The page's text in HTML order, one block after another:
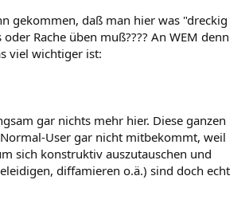
gekommen, daß man hier was "dreckig
Rache üben muß???? An WEM denn
viel wichtiger ist:
gar nichts mehr hier. Diese ganzen
User gar nicht mitbekommt, weil
sich konstruktiv auszutauschen und
diffamieren o.ä.) sind doch echt